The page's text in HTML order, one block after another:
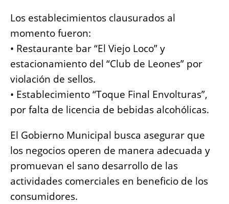
Los establecimientos clausurados al
momento fueron:
•⁠ ⁠Restaurante bar “El Viejo Loco” y
estacionamiento del “Club de Leones” por
violación de sellos.
•⁠ ⁠Establecimiento “Toque Final Envolturas”,
por falta de licencia de bebidas alcohólicas.
El Gobierno Municipal busca asegurar que
los negocios operen de manera adecuada y
promuevan el sano desarrollo de las
actividades comerciales en beneficio de los
consumidores.